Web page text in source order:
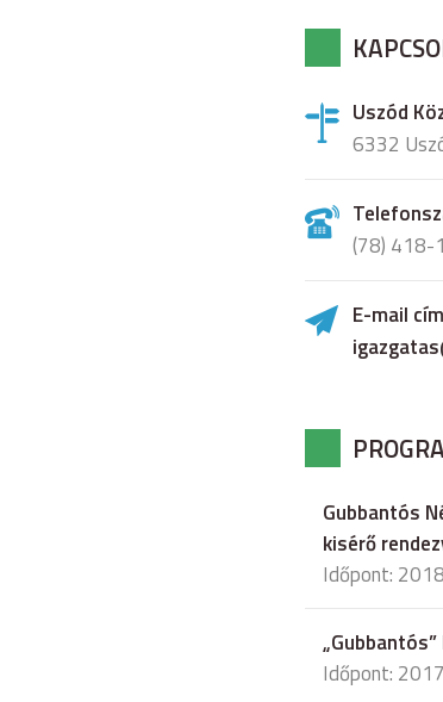
Uszód
6332
(78) 418-
E-mail cím
Gubbantós
kisérő
Időpont:
Időpont: